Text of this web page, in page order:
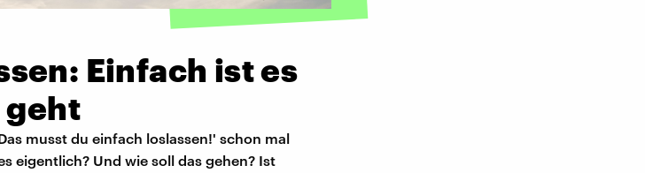
Einfach ist es
geht
musst du einfach loslassen!' schon mal
eigentlich? Und wie soll das gehen? Ist